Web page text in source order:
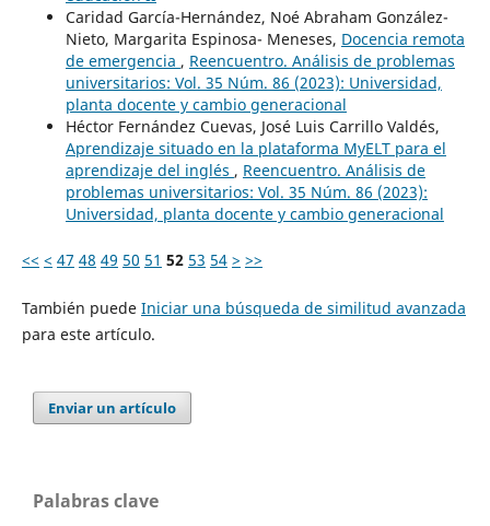
Caridad García-Hernández, Noé Abraham González-
Nieto, Margarita Espinosa- Meneses, Docencia remota
de emergencia , Reencuentro. Análisis de problemas
universitarios: Vol. 35 Núm. 86 (2023): Universidad,
planta docente y cambio generacional
Héctor Fernández Cuevas, José Luis Carrillo Valdés,
Aprendizaje situado en la plataforma MyELT para el
aprendizaje del inglés , Reencuentro. Análisis de
problemas universitarios: Vol. 35 Núm. 86 (2023):
Universidad, planta docente y cambio generacional
<< < 47 48 49 50 51 52 53 54 > >>
También puede Iniciar una búsqueda de similitud avanzada
para este artículo.
Enviar un artículo
Palabras clave